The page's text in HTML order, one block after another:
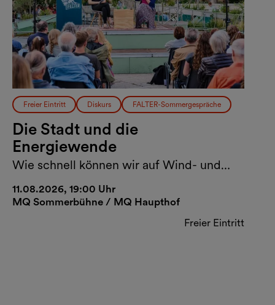
Freier Eintritt Diskurs FALTER-Sommergespräche
Die Stadt und die
Energiewende
Wie schnell können wir auf Wind- und
11.08.2026, 19:00 Uhr
MQ Sommerbühne / MQ Haupthof
Freier Eintritt